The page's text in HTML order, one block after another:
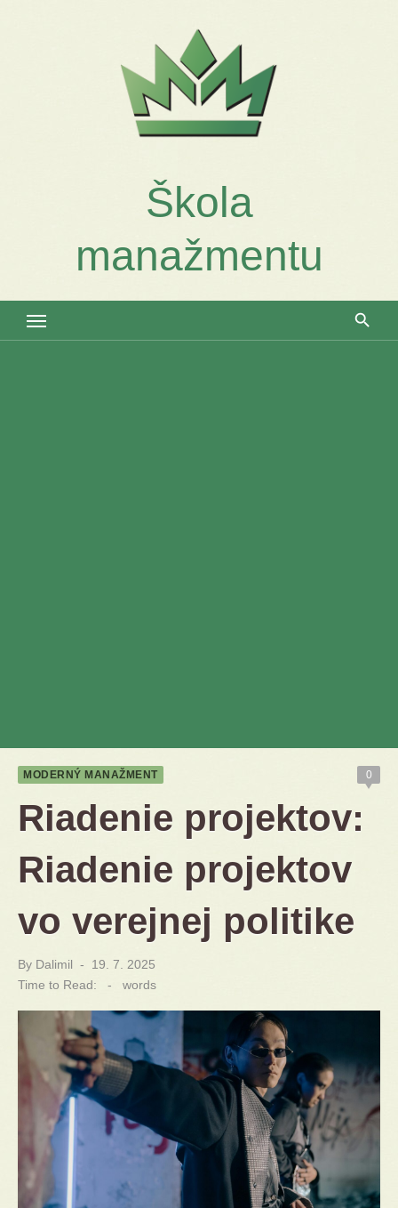
Škola
manažmentu
MODERNÝ MANAŽMENT 0
Riadenie projektov:
Riadenie projektov
vo verejnej politike
By Dalimil
Posted
on
19. 7. 2025
Time to Read:
- words